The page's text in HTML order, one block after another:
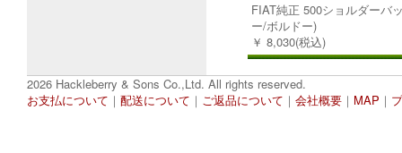
FIAT純正 500ショルダーバ
ー/ボルドー)
￥ 8,030(税込)
2026 Hackleberry & Sons Co.,Ltd. All rights reserved.
お支払について ｜ 配送について ｜ ご返品について ｜ 会社概要 ｜ MAP ｜